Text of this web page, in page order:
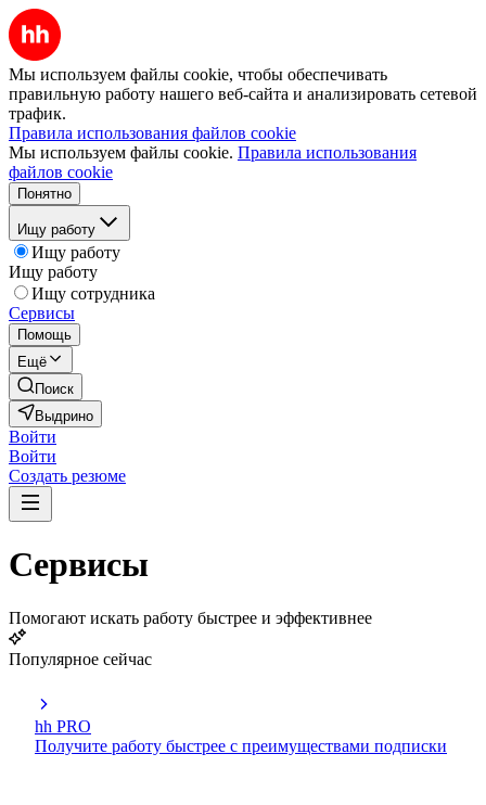
Мы используем файлы cookie, чтобы обеспечивать
правильную работу нашего веб-сайта и анализировать сетевой
трафик.
Правила использования файлов cookie
Мы используем файлы cookie. Правила использования
файлов cookie
Понятно
Ищу работу
Ищу работу
Ищу работу
Ищу сотрудника
Сервисы
Помощь
Ещё
Поиск
Выдрино
Войти
Войти
Создать резюме
Сервисы
Помогают искать работу быстрее и эффективнее
Популярное сейчас
hh PRO
Получите работу быстрее с преимуществами подписки